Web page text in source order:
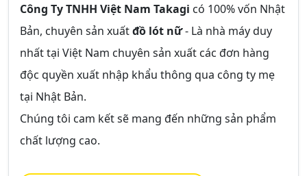
Công Ty TNHH Việt Nam Takagi có 100% vốn Nhật
Bản, chuyên sản xuấtđồ lót nữ- Là nhà máy duy
nhất tại Việt Nam chuyên sản xuất các đơn hàng
độc quyền xuất nhập khẩu thông qua công ty mẹ
tại Nhật Bản.
Chúng tôi cam kết sẽ mang đến những sản phẩm
chất lượng cao.